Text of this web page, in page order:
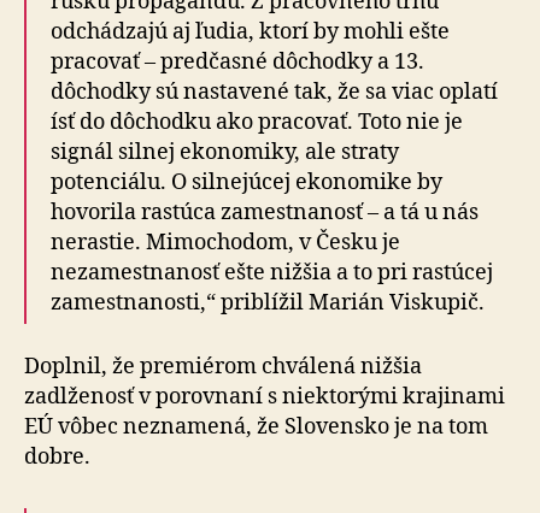
odchádzajú aj ľudia, ktorí by mohli ešte
pracovať – predčasné dôchodky a 13.
dôchodky sú nastavené tak, že sa viac oplatí
ísť do dôchodku ako pracovať. Toto nie je
signál silnej ekonomiky, ale straty
potenciálu. O silnejúcej ekonomike by
hovorila rastúca zamestnanosť – a tá u nás
nerastie. Mimochodom, v Česku je
nezamestnanosť ešte nižšia a to pri rastúcej
zamestnanosti,“ priblížil Marián Viskupič.
Doplnil, že premiérom chválená nižšia
zadlženosť v porovnaní s niektorými krajinami
EÚ vôbec neznamená, že Slovensko je na tom
dobre.